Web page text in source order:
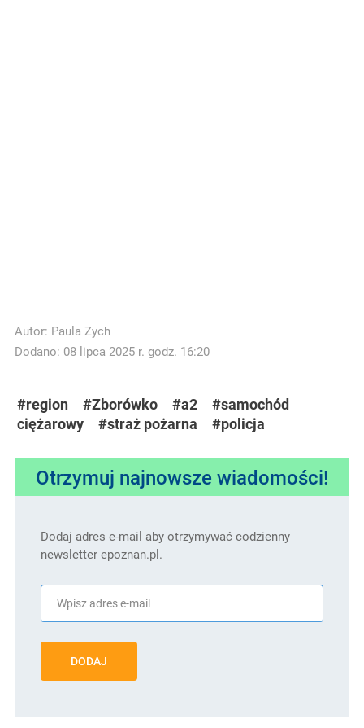
Autor: Paula Zych
Dodano: 08 lipca 2025 r. godz. 16:20
#region #Zborówko #a2
#samochód
ciężarowy
#straż pożarna #policja
Otrzymuj najnowsze wiadomości!
Dodaj adres e-mail aby otrzymywać codzienny
newsletter epoznan.pl.
DODAJ